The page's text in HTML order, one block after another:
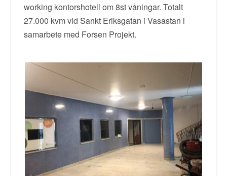
working kontorshotell om 8st våningar. Totalt
27.000 kvm vid Sankt Eriksgatan i Vasastan i
samarbete med Forsen Projekt.